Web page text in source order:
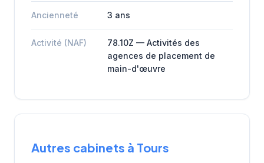
Ancienneté 3 ans
Activité (NAF)
78.10Z — Activités des
agences de placement de
main-d'œuvre
Autres cabinets à Tours